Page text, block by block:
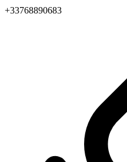
+33768890683